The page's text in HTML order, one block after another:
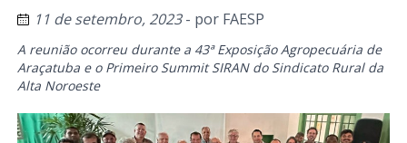
11 de setembro, 2023- por FAESP
A reunião ocorreu durante a 43ª Exposição Agropecuária de
Araçatuba e o Primeiro Summit SIRAN do Sindicato Rural da
Alta Noroeste